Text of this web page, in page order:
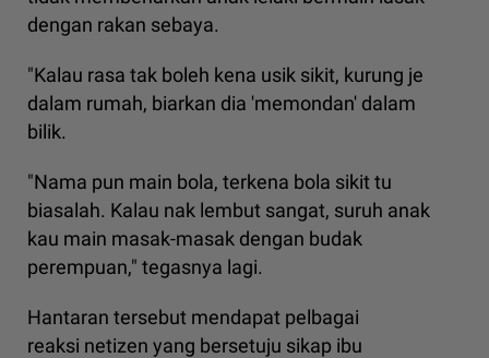
dengan rakan sebaya.
"Kalau rasa tak boleh kena usik sikit, kurung je
dalam rumah, biarkan dia 'memondan' dalam
bilik.
"Nama pun main bola, terkena bola sikit tu
biasalah. Kalau nak lembut sangat, suruh anak
kau main masak-masak dengan budak
perempuan," tegasnya lagi.
Hantaran tersebut mendapat pelbagai
reaksi netizen yang bersetuju sikap ibu